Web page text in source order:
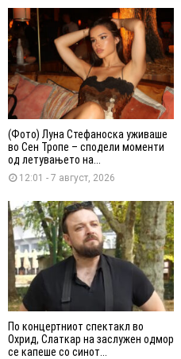
(Фото) Луна Стефаноска уживаше
во Сен Тропе – сподели моменти
од летувањето на...
12:01 - 7 август, 2026
По концертниот спектакл во
Охрид, Слаткар на заслужен одмор
се капеше со синот...